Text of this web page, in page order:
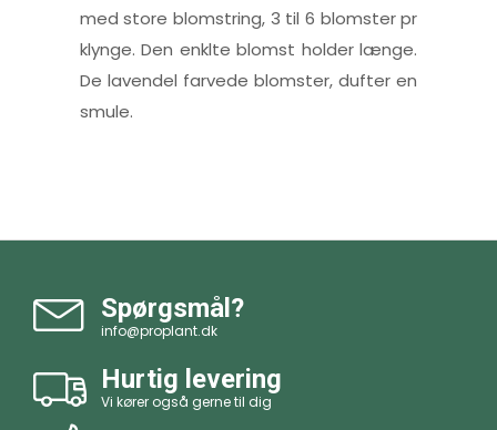
med store blomstring, 3 til 6 blomster pr
klynge. Den enklte blomst holder længe.
De lavendel farvede blomster, dufter en
smule.
Spørgsmål?
info@proplant.dk
Hurtig levering
Vi kører også gerne til dig